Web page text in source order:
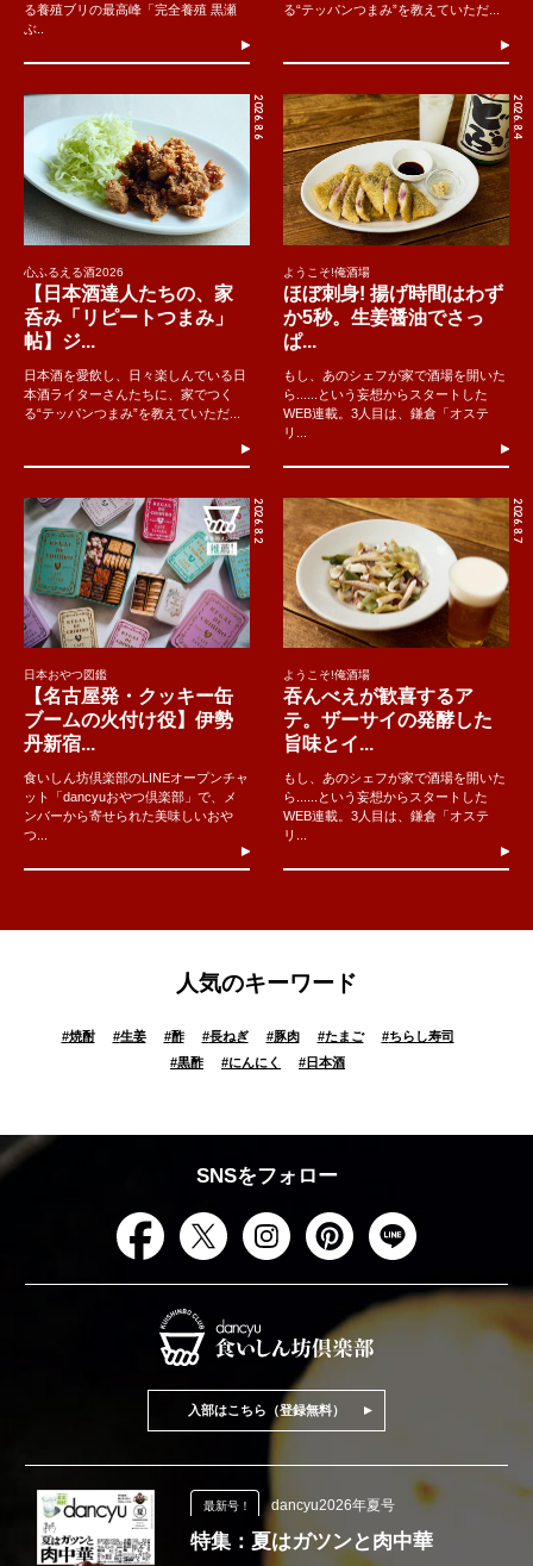
る養殖ブリの最高峰「完全養殖 黒瀬
ぶ..
る“テッパンつまみ”を教えていただ...
2026.8.6
心ふるえる酒2026
【日本酒達人たちの、家
呑み「リピートつまみ」
帖】ジ...
日本酒を愛飲し、日々楽しんでいる日
本酒ライターさんたちに、家でつく
る“テッパンつまみ”を教えていただ...
2026.8.4
ようこそ!俺酒場
ほぼ刺身! 揚げ時間はわず
か5秒。生姜醤油でさっ
ぱ...
もし、あのシェフが家で酒場を開いた
ら......という妄想からスタートした
WEB連載。3人目は、鎌倉「オステ
リ...
2026.8.2
日本おやつ図鑑
【名古屋発・クッキー缶
ブームの火付け役】伊勢
丹新宿...
食いしん坊倶楽部のLINEオープンチャ
ット「dancyuおやつ倶楽部」で、メ
ンバーから寄せられた美味しいおや
つ...
2026.8.7
ようこそ!俺酒場
吞んべえが歓喜するア
テ。ザーサイの発酵した
旨味とイ...
もし、あのシェフが家で酒場を開いた
ら......という妄想からスタートした
WEB連載。3人目は、鎌倉「オステ
リ...
人気のキーワード
#焼酎 #生姜 #酢 #長ねぎ #豚肉 #たまご #ちらし寿司
#黒酢 #にんにく #日本酒
SNSをフォロー
入部はこちら（登録無料）
最新号！ dancyu2026年夏号
特集：夏はガツンと肉中華